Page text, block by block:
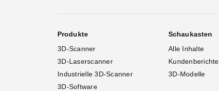
Produkte
3D-Scanner
3D-Laserscanner
Industrielle 3D-Scanner
3D-Software
Schaukasten
Alle Inhalte
Kundenberichte
3D-Modelle